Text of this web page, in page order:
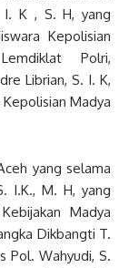
I. K , S. H, yang
Kepolisian
Polri,
Librian, S. I. K,
Madya
yang selama
I.K., M. H, yang
Madya
Dikbangti T.
Pol. Wahyudi, S.